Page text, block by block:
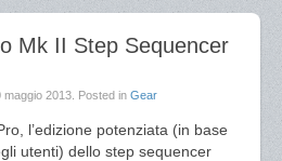
Mk II Step Sequencer
maggio 2013 . Posted in Gear
l’edizione potenziata (in base
utenti) dello step sequencer